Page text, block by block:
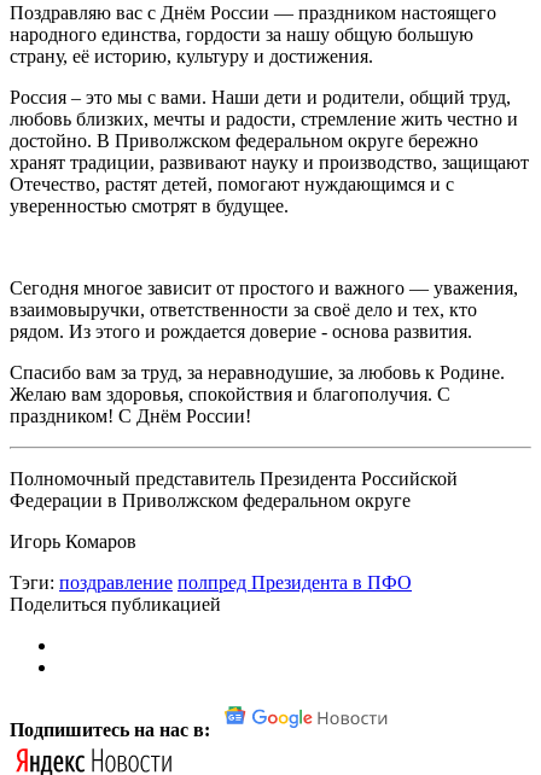
Поздравляю вас с Днём России — праздником настоящего
народного единства, гордости за нашу общую большую
страну, её историю, культуру и достижения.
Россия – это мы с вами. Наши дети и родители, общий труд,
любовь близких, мечты и радости, стремление жить честно и
достойно. В Приволжском федеральном округе бережно
хранят традиции, развивают науку и производство, защищают
Отечество, растят детей, помогают нуждающимся и с
уверенностью смотрят в будущее.
Сегодня многое зависит от простого и важного — уважения,
взаимовыручки, ответственности за своё дело и тех, кто
рядом. Из этого и рождается доверие - основа развития.
Спасибо вам за труд, за неравнодушие, за любовь к Родине.
Желаю вам здоровья, спокойствия и благополучия. С
праздником! С Днём России!
Полномочный представитель Президента Российской
Федерации в Приволжском федеральном округе
Игорь Комаров
Тэги: поздравление полпред Президента в ПФО
Поделиться публикацией
Подпишитесь на нас в: